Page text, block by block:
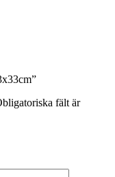
fält är